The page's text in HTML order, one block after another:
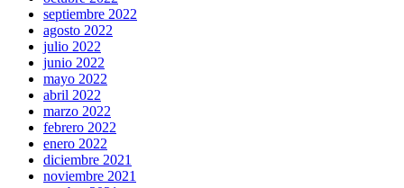
septiembre 2022
agosto 2022
julio 2022
junio 2022
mayo 2022
abril 2022
marzo 2022
febrero 2022
enero 2022
diciembre 2021
noviembre 2021